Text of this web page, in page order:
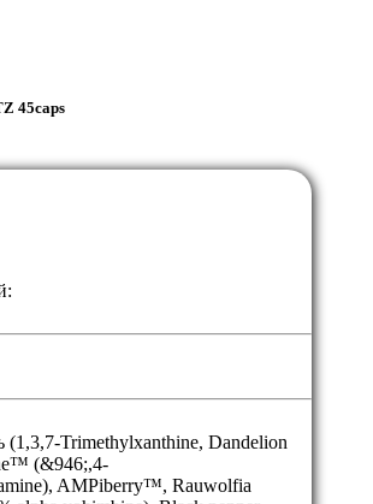
45caps
(1,3,7-Trimethylxanthine, Dandelion
(&946;,4-
AMPiberry™, Rauwolfia